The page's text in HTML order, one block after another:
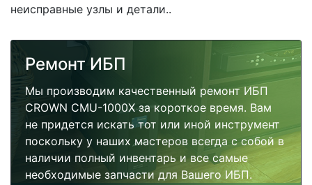
неисправные узлы и детали..
Ремонт ИБП
Мы производим качественный ремонт ИБП
CROWN CMU-1000X за короткое время. Вам
не придется искать тот или иной инструмент
поскольку у наших мастеров всегда с собой в
наличии полный инвентарь и все самые
необходимые запчасти для Вашего ИБП.